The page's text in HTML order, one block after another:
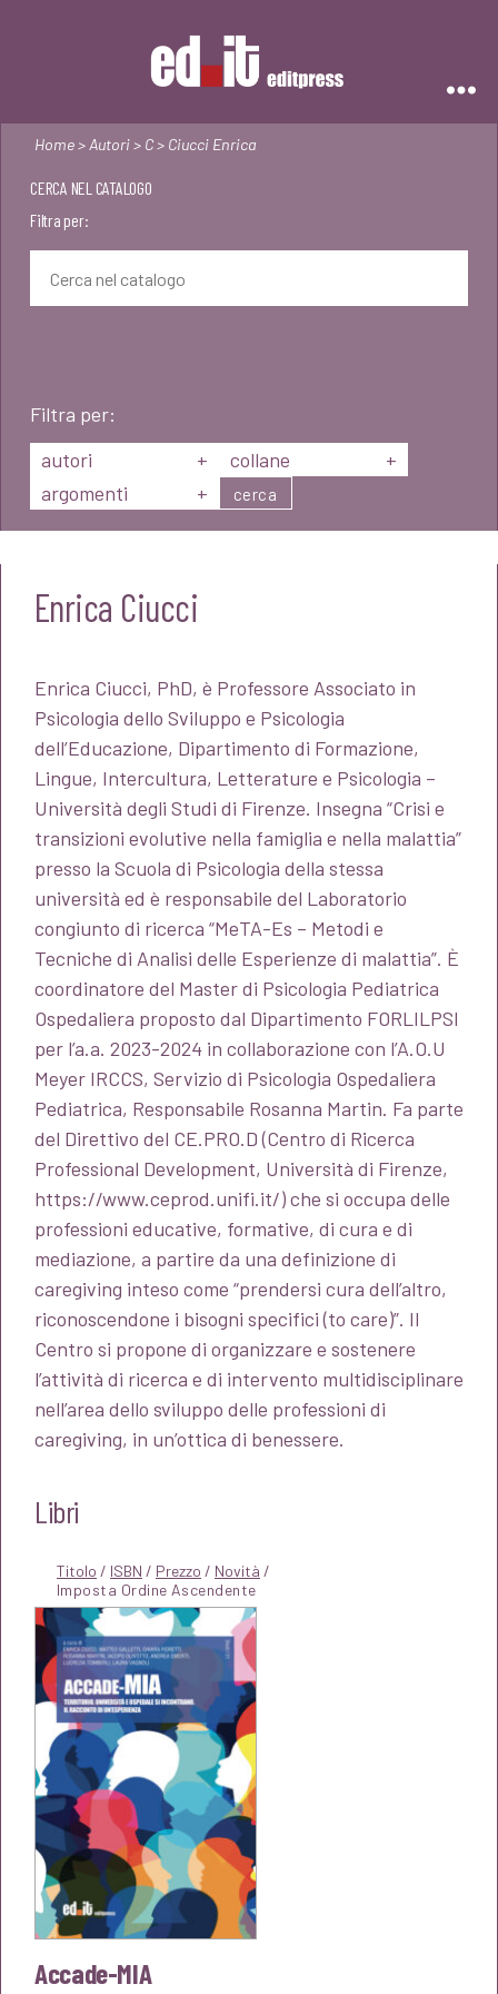
Home> Autori> C> Ciucci Enrica
CERCA NEL CATALOGO
Filtra per:
Filtra per:
autori
+ collane
+
argomenti
+ cerca
Enrica Ciucci
Enrica Ciucci, PhD, è Professore Associato in
Psicologia dello Sviluppo e Psicologia
dell’Educazione, Dipartimento di Formazione,
Lingue, Intercultura, Letterature e Psicologia –
Università degli Studi di Firenze. Insegna “Crisi e
transizioni evolutive nella famiglia e nella malattia”
presso la Scuola di Psicologia della stessa
università ed è responsabile del Laboratorio
congiunto di ricerca “MeTA-Es – Metodi e
Tecniche di Analisi delle Esperienze di malattia”. È
coordinatore del Master di Psicologia Pediatrica
Ospedaliera proposto dal Dipartimento FORLILPSI
per l’a.a. 2023-2024 in collaborazione con l’A.O.U
Meyer IRCCS, Servizio di Psicologia Ospedaliera
Pediatrica, Responsabile Rosanna Martin. Fa parte
del Direttivo del CE.PRO.D (Centro di Ricerca
Professional Development, Università di Firenze,
https://www.ceprod.unifi.it/) che si occupa delle
professioni educative, formative, di cura e di
mediazione, a partire da una definizione di
caregiving inteso come “prendersi cura dell’altro,
riconoscendone i bisogni specifici (to care)”. Il
Centro si propone di organizzare e sostenere
l’attività di ricerca e di intervento multidisciplinare
nell’area dello sviluppo delle professioni di
caregiving, in un’ottica di benessere.
Libri
Titolo / ISBN / Prezzo / Novità /
Accade-MIA